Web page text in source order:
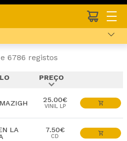
6786 registos
PREÇO
expand_more
25.00€
VINIL LP
LA
7.50€
CD